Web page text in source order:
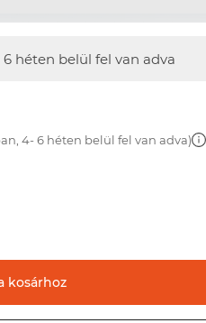
héten belül fel van adva
4- 6 héten belül fel van adva)
kosárhoz